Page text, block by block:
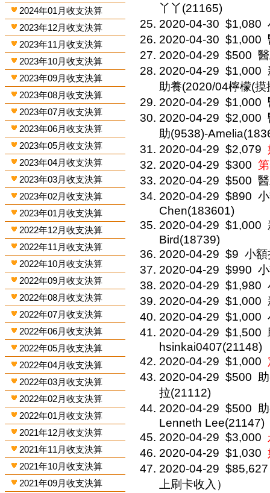
2024年01月收支決算
2023年12月收支決算
2023年11月收支決算
2023年10月收支決算
2023年09月收支決算
2023年08月收支決算
2023年07月收支決算
2023年06月收支決算
2023年05月收支決算
2023年04月收支決算
2023年03月收支決算
2023年02月收支決算
2023年01月收支決算
2022年12月收支決算
2022年11月收支決算
2022年10月收支決算
2022年09月收支決算
2022年08月收支決算
2022年07月收支決算
2022年06月收支決算
2022年05月收支決算
2022年04月收支決算
2022年03月收支決算
2022年02月收支決算
2022年01月收支決算
2021年12月收支決算
2021年11月收支決算
2021年10月收支決算
2021年09月收支決算
丫丫(21165)
2020-04-30 $1,080
2020-04-30 $1,000
2020-04-29 $500
2020-04-29 $1,000
助養(2020/04檸檬(
2020-04-29 $1,000
2020-04-29 $2,000
助(9538)-
2020-04-29 $2,079
2020-04-29 $300
2020-04-29 $500
2020-04-29 $890
Chen(183601)
2020-04-29 $1,000
Bird(18739)
2020-04-29 $9 小
2020-04-29 $990
2020-04-29 $1,980
2020-04-29 $1,000
2020-04-29 $1,000
2020-04-29 $1,500
hsinkai0407(21148)
2020-04-29 $1,000
2020-04-29 $500
拉(21112)
2020-04-29 $500
Lenneth Lee(21147)
2020-04-29 $3,000
2020-04-29 $1,030
2020-04-29 $85,627
上刷卡收入）